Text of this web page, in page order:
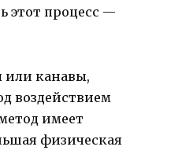
этот процесс —
или канавы,
воздействием
имеет
физическая